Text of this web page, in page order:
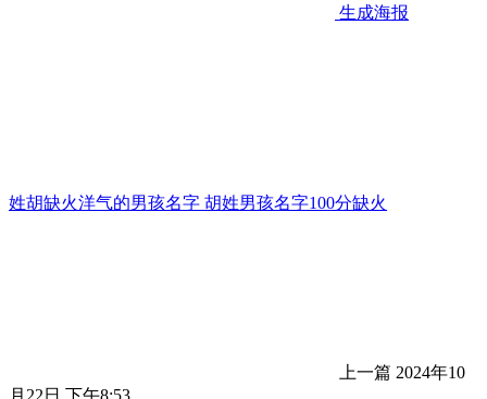
生成海报
姓胡缺火洋气的男孩名字 胡姓男孩名字100分缺火
上一篇 2024年10
月22日 下午8:53